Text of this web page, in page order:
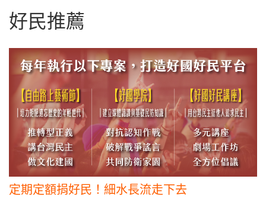
好民推薦
定期定額捐好民！細水長流走下去